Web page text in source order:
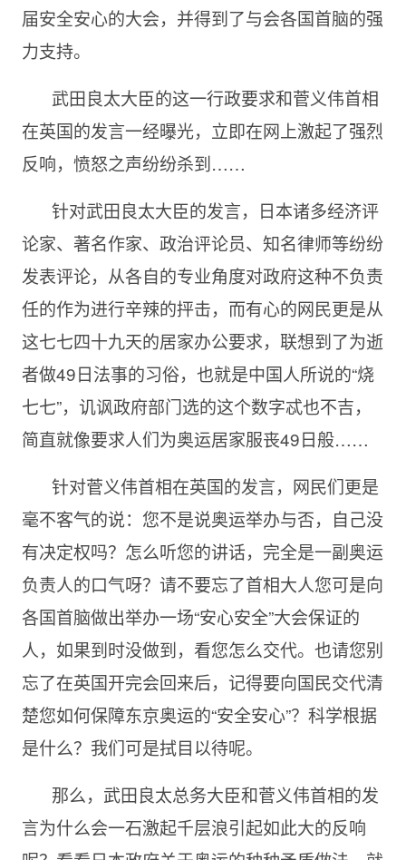
届安全安心的大会，并得到了与会各国首脑的强
力支持。
武田良太大臣的这一行政要求和菅义伟首相
在英国的发言一经曝光，立即在网上激起了强烈
反响，愤怒之声纷纷杀到……
针对武田良太大臣的发言，日本诸多经济评
论家、著名作家、政治评论员、知名律师等纷纷
发表评论，从各自的专业角度对政府这种不负责
任的作为进行辛辣的抨击，而有心的网民更是从
这七七四十九天的居家办公要求，联想到了为逝
者做49日法事的习俗，也就是中国人所说的“烧
七七”，讥讽政府部门选的这个数字忒也不吉，
简直就像要求人们为奥运居家服丧49日般……
针对菅义伟首相在英国的发言，网民们更是
毫不客气的说：您不是说奥运举办与否，自己没
有决定权吗？怎么听您的讲话，完全是一副奥运
负责人的口气呀？请不要忘了首相大人您可是向
各国首脑做出举办一场“安心安全”大会保证的
人，如果到时没做到，看您怎么交代。也请您别
忘了在英国开完会回来后，记得要向国民交代清
楚您如何保障东京奥运的“安全安心”？科学根据
是什么？我们可是拭目以待呢。
那么，武田良太总务大臣和菅义伟首相的发
言为什么会一石激起千层浪引起如此大的反响